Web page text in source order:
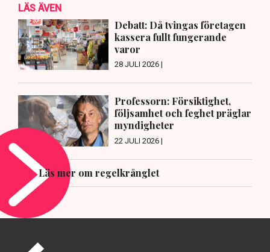
LÄS ÄVEN
Debatt: Då tvingas företagen
kassera fullt fungerande
varor
28 JULI 2026 |
Professorn: Försiktighet,
följsamhet och feghet präglar
myndigheter
22 JULI 2026 |
Läs mer om regelkrånglet